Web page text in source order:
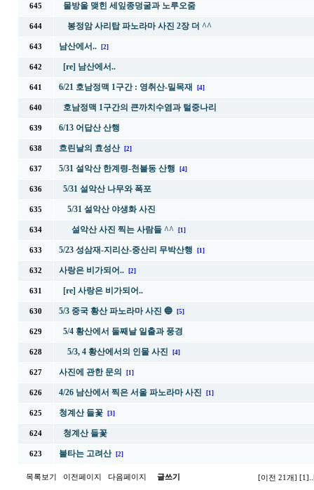
645 물방울 맺힌 세잎종덩굴과 노루오줌
644 봉정암 사리탑 파노라마 사진 2장 더 ^^
643 남산에서.. [2]
642 [re] 남산에서..
641 6/21 호남정맥 1구간 : 영취산-밀목재 [4]
640 호남정맥 1구간의 큰까치수염과 털중나리
639 6/13 어답산 산행
638 흐린날의 효성산 [2]
637 5/31 설악산 한계령-천불동 산행 [4]
636 5/31 설악산 나무와 폭포
635 5/31 설악산 야생화 사진
634 설악산 사진 찍는 사람들 ^^ [1]
633 5/23 성삼재-지리산-중산리 무박산행 [1]
632 사랑은 비가되어.. [2]
631 [re] 사랑은 비가되어..
630 5/3 중국 황산 파노라마 사진 🔵 [5]
629 5/4 황산에서 둘째날 일출과 풍경
628 5/3, 4 황산에서의 인물 사진 [4]
627 사진에 관한 문의 [1]
626 4/26 남산에서 찍은 서울 파노라마 사진 [1]
625 청계산 들꽃 [3]
624 청계산 들꽃
623 불타는 고려산 [2]
목록보기 이전페이지 다음페이지 글쓰기 [이전 21개] [1]